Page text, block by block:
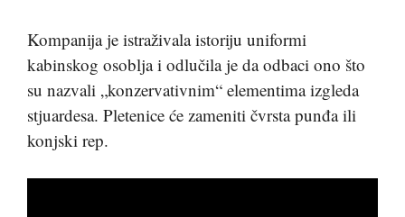
Kompanija je istraživala istoriju uniformi
kabinskog osoblja i odlučila je da odbaci ono što
su nazvali „konzervativnim“ elementima izgleda
stjuardesa. Pletenice će zameniti čvrsta punđa ili
konjski rep.